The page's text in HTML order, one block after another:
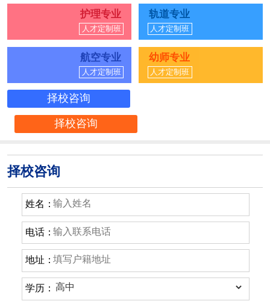
护理专业
人才定制班
轨道专业
人才定制班
航空专业
人才定制班
幼师专业
人才定制班
择校咨询
择校咨询
择校咨询
姓名：
电话：
地址：
学历：